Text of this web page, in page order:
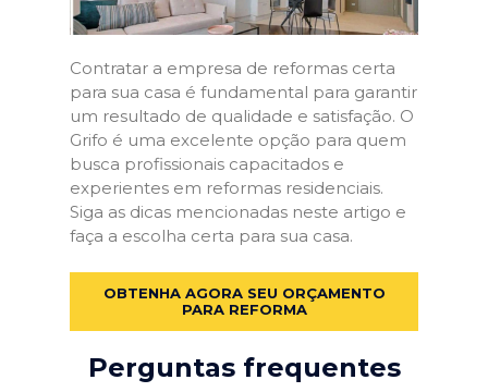
Contratar a empresa de reformas certa
para sua casa é fundamental para garantir
um resultado de qualidade e satisfação. O
Grifo é uma excelente opção para quem
busca profissionais capacitados e
experientes em reformas residenciais.
Siga as dicas mencionadas neste artigo e
faça a escolha certa para sua casa.
OBTENHA AGORA SEU ORÇAMENTO
PARA REFORMA
Perguntas frequentes